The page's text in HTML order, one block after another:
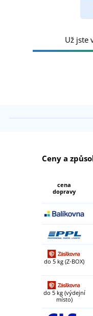
Už jste
Ceny a
cena
dopravy
do 5 kg (Z-BOX)
do 5 kg (výdejní
místo)